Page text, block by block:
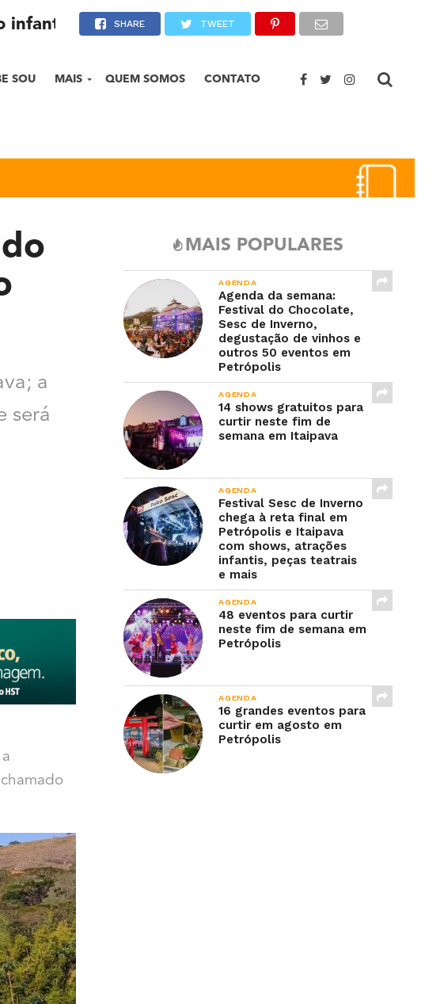
SOU MAIS QUEM SOMOS CONTATO
infantil de fantasia
SHARE TWEET
a
será
MAIS POPULARES
AGENDA
Agenda da semana:
Festival do Chocolate,
Sesc de Inverno,
degustação de vinhos e
outros 50 eventos em
Petrópolis
AGENDA
14 shows gratuitos para
curtir neste fim de
semana em Itaipava
AGENDA
Festival Sesc de Inverno
chega à reta final em
Petrópolis e Itaipava
com shows, atrações
infantis, peças teatrais
e mais
AGENDA
48 eventos para curtir
neste fim de semana em
Petrópolis
AGENDA
16 grandes eventos para
curtir em agosto em
Petrópolis